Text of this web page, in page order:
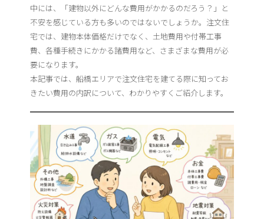
中には、「建物以外にどんな費用がかかるのだろう？」と
不安を感じている方も多いのではないでしょうか。注文住
宅では、建物本体価格だけでなく、土地費用や付帯工事
費、各種手続きにかかる諸費用など、さまざまな費用が必
要になります。
本記事では、船橋エリアで注文住宅を建てる際に知ってお
きたい費用の内訳について、わかりやすくご紹介します。